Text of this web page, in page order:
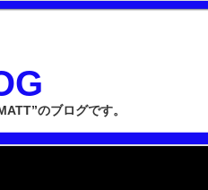
のブログです。